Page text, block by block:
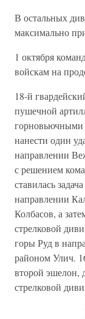
В остальных
максимально
1 октября
войскам на
18-й
пушечной
горновьючными
нанести один
направлении
с решением
ставилась
направлении
Колбасов, а
стрелковой
горы Руд в
районом Улич.
второй эшелон,
стрелковой